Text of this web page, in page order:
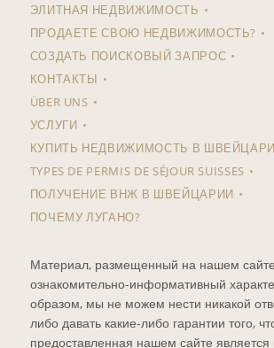
ЭЛИТНАЯ НЕДВИЖИМОСТЬ
ПРОДАЕТЕ СВОЮ НЕДВИЖИМОСТЬ?
СОЗДАТЬ ПОИСКОВЫЙ ЗАПРОС
КОНТАКТЫ
ÜBER UNS
УСЛУГИ
КУПИТЬ НЕДВИЖИМОСТЬ В
TYPES DE PERMIS DE SÉJOUR SUISSES
ПОЛУЧЕНИЕ ВНЖ В ШВЕЙЦАРИИ
ПОЧЕМУ ЛУГАНО?
Материал, размещенный на нашем
ознакомительно-информативный
образом, мы не можем нести никакой
либо давать какие-либо гарантии того,
предоставленная нашем сайте является